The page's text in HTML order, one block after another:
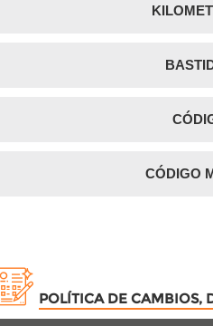
CÓDIGO
POLÍTICA DE CAMBIOS,